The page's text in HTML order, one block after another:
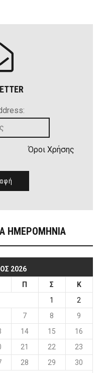
Όροι Χρήσης
ΗΜΕΡΟΜΗΝΙΑ
2026
Π Σ
Κ
1
2
7 8
9
14 15
16
21 22
23
28 29 30